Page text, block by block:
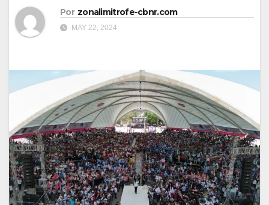
Por zonalimitrofe-cbnr.com
MAY 22, 2024